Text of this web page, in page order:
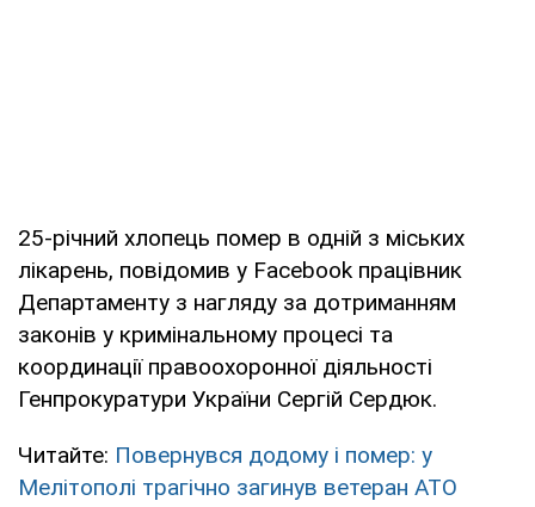
25-річний хлопець помер в одній з міських
лікарень, повідомив у Facebook працівник
Департаменту з нагляду за дотриманням
законів у кримінальному процесі та
координації правоохоронної діяльності
Генпрокуратури України Сергій Сердюк.
Читайте: Повернувся додому і помер: у
Мелітополі трагічно загинув ветеран АТО